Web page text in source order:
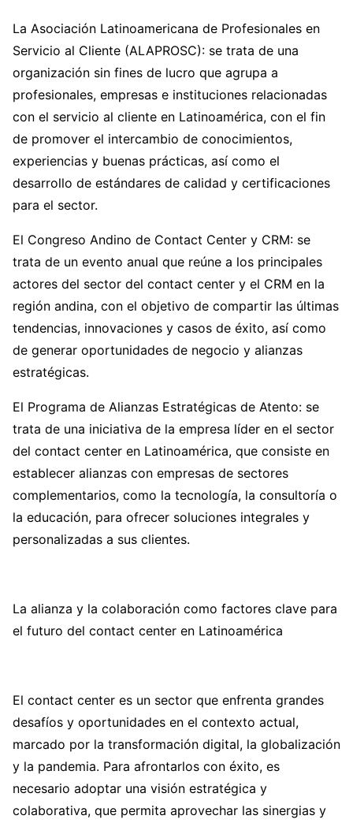
La Asociación Latinoamericana de Profesionales en
Servicio al Cliente (ALAPROSC): se trata de una
organización sin fines de lucro que agrupa a
profesionales, empresas e instituciones relacionadas
con el servicio al cliente en Latinoamérica, con el fin
de promover el intercambio de conocimientos,
experiencias y buenas prácticas, así como el
desarrollo de estándares de calidad y certificaciones
para el sector.
El Congreso Andino de Contact Center y CRM: se
trata de un evento anual que reúne a los principales
actores del sector del contact center y el CRM en la
región andina, con el objetivo de compartir las últimas
tendencias, innovaciones y casos de éxito, así como
de generar oportunidades de negocio y alianzas
estratégicas.
El Programa de Alianzas Estratégicas de Atento: se
trata de una iniciativa de la empresa líder en el sector
del contact center en Latinoamérica, que consiste en
establecer alianzas con empresas de sectores
complementarios, como la tecnología, la consultoría o
la educación, para ofrecer soluciones integrales y
personalizadas a sus clientes.
La alianza y la colaboración como factores clave para
el futuro del contact center en Latinoamérica
El contact center es un sector que enfrenta grandes
desafíos y oportunidades en el contexto actual,
marcado por la transformación digital, la globalización
y la pandemia. Para afrontarlos con éxito, es
necesario adoptar una visión estratégica y
colaborativa, que permita aprovechar las sinergias y